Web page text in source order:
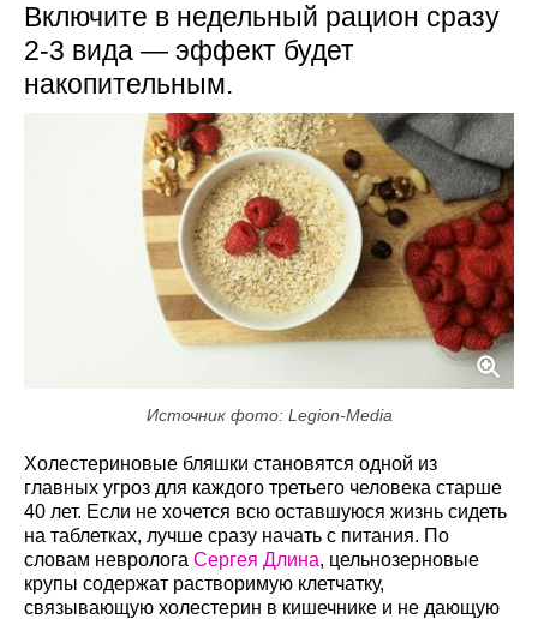
Включите в недельный рацион сразу
2-3 вида — эффект будет
накопительным.
Источник фото: Legion-Media
Холестериновые бляшки становятся одной из
главных угроз для каждого третьего человека старше
40 лет. Если не хочется всю оставшуюся жизнь сидеть
на таблетках, лучше сразу начать с питания. По
словам невролога Сергея Длина, цельнозерновые
крупы содержат растворимую клетчатку,
связывающую холестерин в кишечнике и не дающую